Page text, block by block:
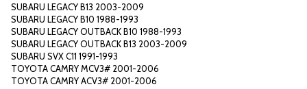
SUBARU LEGACY B13 2003-2009
SUBARU LEGACY B10 1988-1993
SUBARU LEGACY OUTBACK B10 1988-1993
SUBARU LEGACY OUTBACK B13 2003-2009
SUBARU SVX C11 1991-1993
TOYOTA CAMRY MCV3# 2001-2006
TOYOTA CAMRY ACV3# 2001-2006